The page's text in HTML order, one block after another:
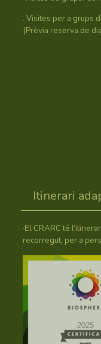
. Visites per a grups
(Prèvia reserva de
Itinerari
·El CRARC té
recorregut, per a